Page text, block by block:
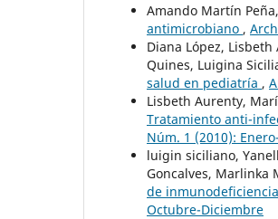
Amando Martín
antimicrobiano ,
Diana López,
Quines, Luigina
salud en pediatría ,
Lisbeth Aurenty,
Tratamiento anti-
Núm. 1 (2010):
luigin siciliano,
Goncalves, Marlinka
de
Octubre-Diciembre